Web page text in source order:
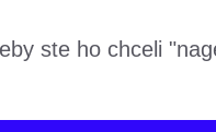
ste ho chceli